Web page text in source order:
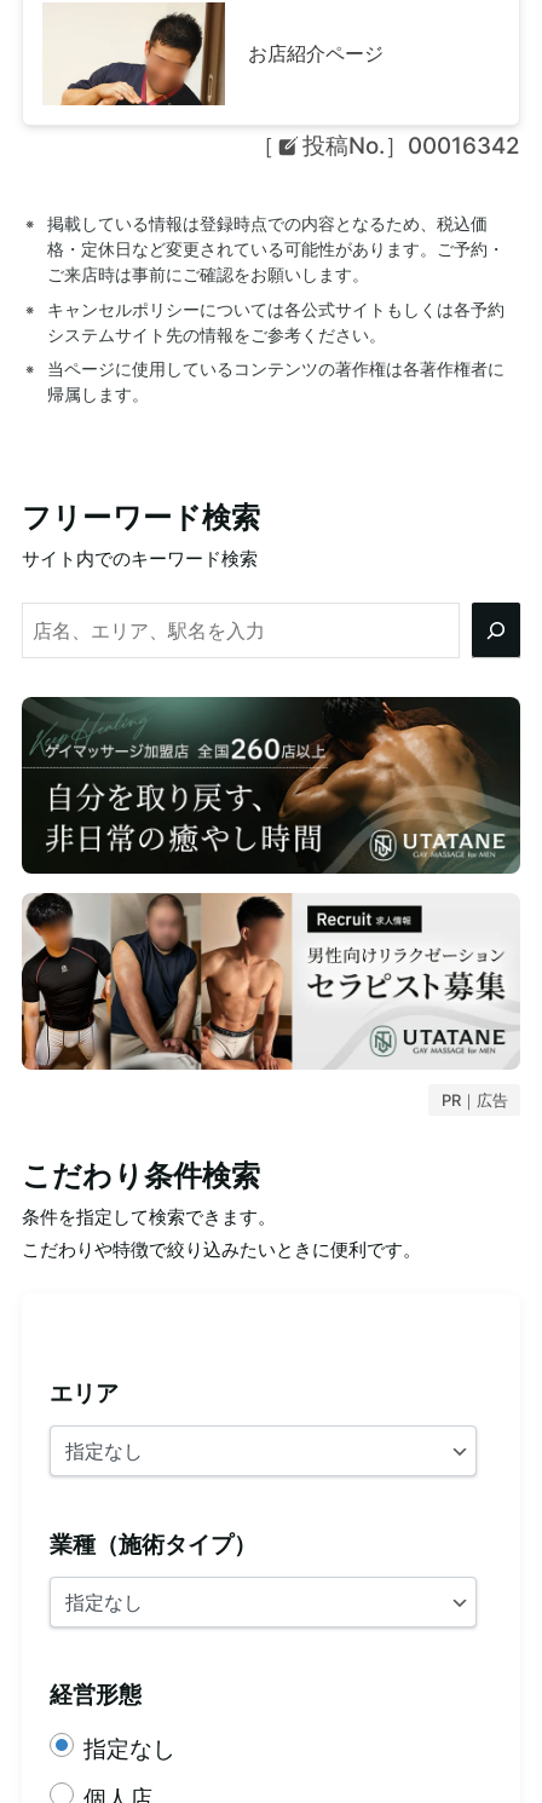
お店紹介ページ
［ 投稿No.］00016342
掲載している情報は登録時点での内容となるため、税込価
格・定休日など変更されている可能性があります。ご予約・
ご来店時は事前にご確認をお願いします。
キャンセルポリシーについては各公式サイトもしくは各予約
システムサイト先の情報をご参考ください。
当ページに使用しているコンテンツの著作権は各著作権者に
帰属します。
フリーワード検索
サイト内でのキーワード検索
検
索
PR｜広告
こだわり条件検索
条件を指定して検索できます。
こだわりや特徴で絞り込みたいときに便利です。
エリア
業種（施術タイプ）
経営形態
指定なし